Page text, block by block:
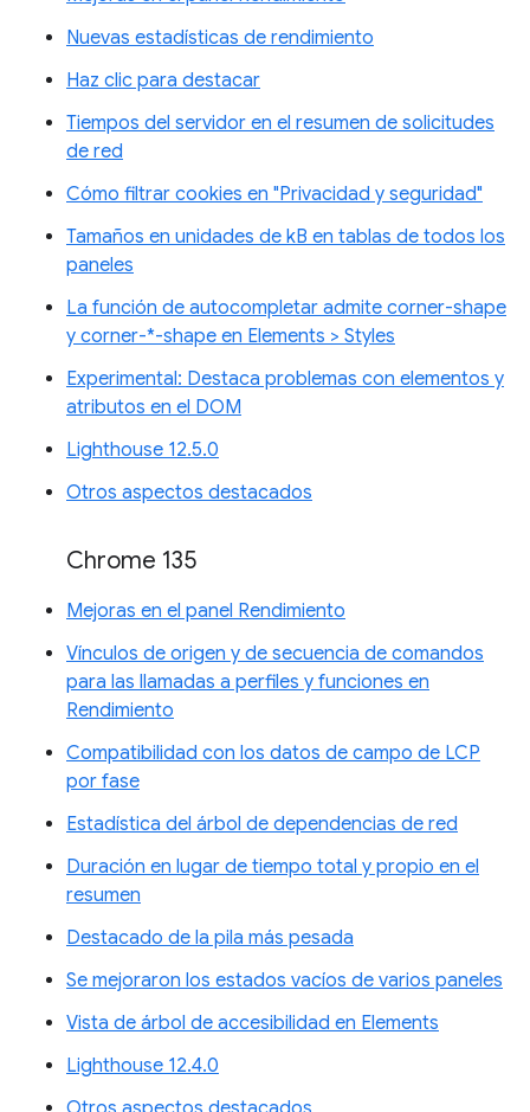
Nuevas estadísticas de rendimiento
Haz clic para destacar
Tiempos del servidor en el resumen de solicitudes
de red
Cómo filtrar cookies en "Privacidad y seguridad"
Tamaños en unidades de kB en tablas de todos los
paneles
La función de autocompletar admite corner-shape
y corner-*-shape en Elements > Styles
Experimental: Destaca problemas con elementos y
atributos en el DOM
Lighthouse 12.5.0
Otros aspectos destacados
Chrome 135
Mejoras en el panel Rendimiento
Vínculos de origen y de secuencia de comandos
para las llamadas a perfiles y funciones en
Rendimiento
Compatibilidad con los datos de campo de LCP
por fase
Estadística del árbol de dependencias de red
Duración en lugar de tiempo total y propio en el
resumen
Destacado de la pila más pesada
Se mejoraron los estados vacíos de varios paneles
Vista de árbol de accesibilidad en Elements
Lighthouse 12.4.0